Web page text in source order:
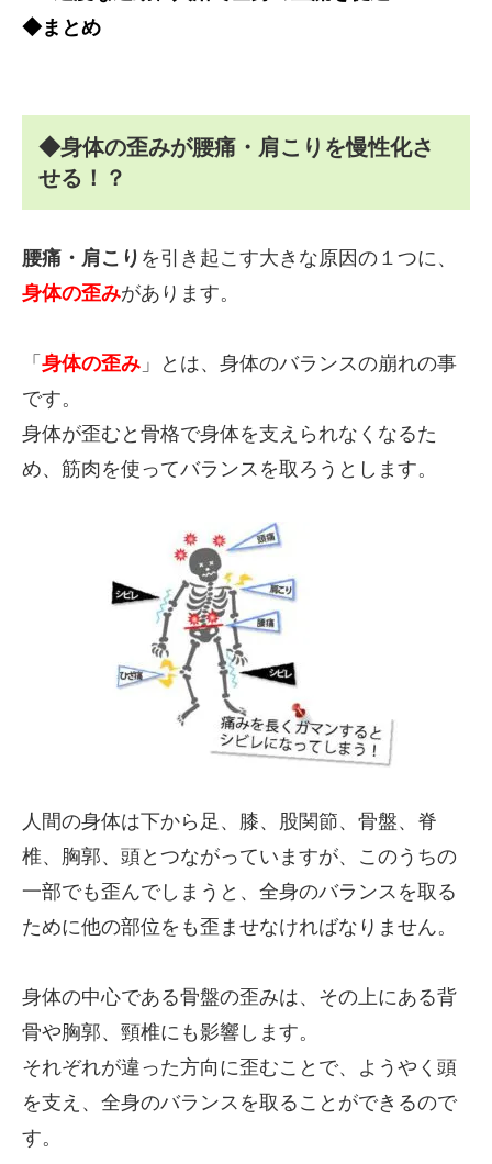
◆まとめ
◆身体の歪みが腰痛・肩こりを慢性化さ
せる！？
腰痛・肩こり を引き起こす大きな原因の１つに、
身体の歪みがあります。
「 身体の歪み 」とは、身体のバランスの崩れの事
です。
身体が歪むと骨格で身体を支えられなくなるた
め、筋肉を使ってバランスを取ろうとします。
人間の身体は下から足、膝、股関節、骨盤、脊
椎、胸郭、頭とつながっていますが、このうちの
一部でも歪んでしまうと、全身のバランスを取る
ために他の部位をも歪ませなければなりません。
身体の中心である骨盤の歪みは、その上にある背
骨や胸郭、頸椎にも影響します。
それぞれが違った方向に歪むことで、ようやく頭
を支え、全身のバランスを取ることができるので
す。